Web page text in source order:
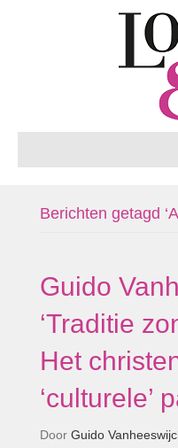
Berichten getagd
Guido
‘Traditie
Het
‘culturele’
Door Guido